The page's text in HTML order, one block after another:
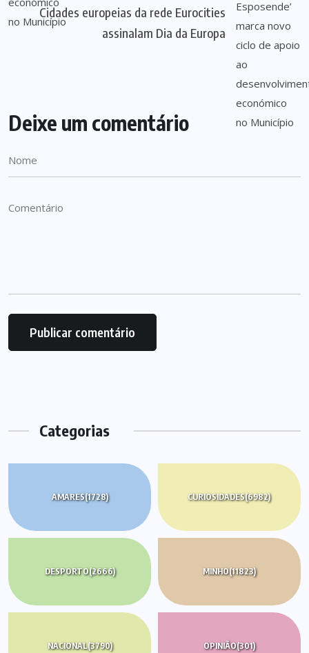
Cidades europeias da rede Eurocities
assinalam Dia da Europa
Deixe um comentário
Categorias
AMARES(1728) CURIOSIDADES(6982)
DESPORTO(2666) MINHO(11823)
NACIONAL(3790) OPINIÃO(301)